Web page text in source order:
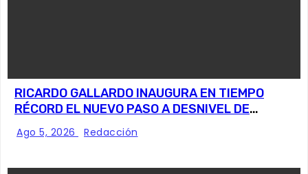
RICARDO GALLARDO INAUGURA EN TIEMPO
RÉCORD EL NUEVO PASO A DESNIVEL DE
CIRCUITO POTOSÍ
Ago 5, 2026 Redacción